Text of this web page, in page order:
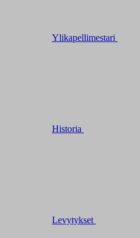
Ylikapellimestari
Historia
Levytykset